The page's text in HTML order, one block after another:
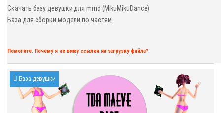
Скачать базу девушки для mmd (MikuMikuDance)
База для сборки модели по частям.
Помогите. Почему я не вижу ссылки на загрузку файла?
База девушки